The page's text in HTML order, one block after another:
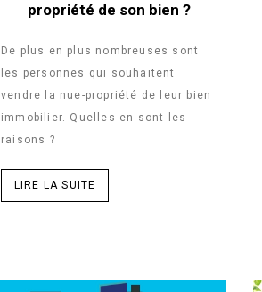
propriété de son bien ?
De plus en plus nombreuses sont
les personnes qui souhaitent
vendre la nue-propriété de leur bien
immobilier. Quelles en sont les
raisons ?
LIRE LA SUITE